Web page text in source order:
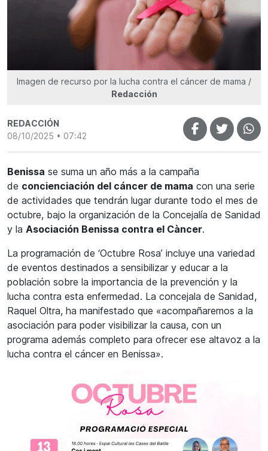
Imagen de recurso por la lucha contra el cáncer de mama /
Redacción
REDACCIÓN
08/10/2025 • 07:42
Benissa se suma un año más a la campaña
de concienciación del cáncer de mama con una serie
de actividades que tendrán lugar durante todo el mes de
octubre, bajo la organización de la Concejalía de Sanidad
y la Asociación Benissa contra el Càncer.
La programación de ‘Octubre Rosa’ incluye una variedad
de eventos destinados a sensibilizar y educar a la
población sobre la importancia de la prevención y la
lucha contra esta enfermedad. La concejala de Sanidad,
Raquel Oltra, ha manifestado que «acompañaremos a la
asociación para poder visibilizar la causa, con un
programa además completo para ofrecer ese altavoz a la
lucha contra el cáncer en Benissa».